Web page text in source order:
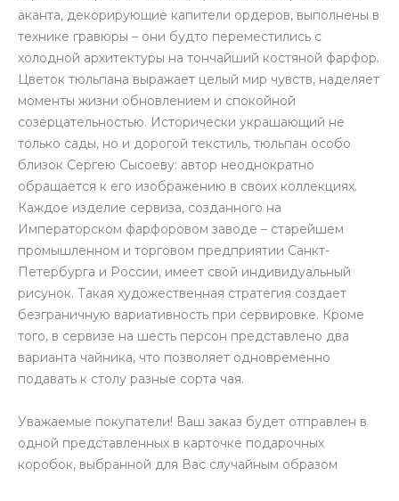
аканта, декорирующие капители ордеров, выполнены в
технике гравюры – они будто переместились с
холодной архитектуры на тончайший костяной фарфор.
Цветок тюльпана выражает целый мир чувств, наделяет
моменты жизни обновлением и спокойной
созерцательностью. Исторически украшающий не
только сады, но и дорогой текстиль, тюльпан особо
близок Сергею Сысоеву: автор неоднократно
обращается к его изображению в своих коллекциях.
Каждое изделие сервиза, созданного на
Императорском фарфоровом заводе – старейшем
промышленном и торговом предприятии Санкт-
Петербурга и России, имеет свой индивидуальный
рисунок. Такая художественная стратегия создает
безграничную вариативность при сервировке. Кроме
того, в сервизе на шесть персон представлено два
варианта чайника, что позволяет одновременно
подавать к столу разные сорта чая.
Уважаемые покупатели! Ваш заказ будет отправлен в
одной представленных в карточке подарочных
коробок, выбранной для Вас случайным образом